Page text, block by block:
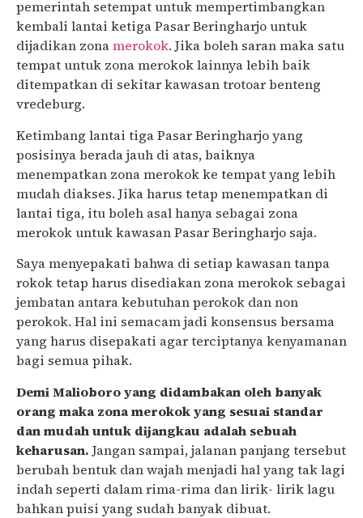
pemerintah setempat untuk mempertimbangkan
kembali lantai ketiga Pasar Beringharjo untuk
dijadikan zonamerokok. Jika boleh saran maka satu
tempat untuk zona merokok lainnya lebih baik
ditempatkan di sekitar kawasan trotoar benteng
vredeburg.
Ketimbang lantai tiga Pasar Beringharjo yang
posisinya berada jauh di atas, baiknya
menempatkan zona merokok ke tempat yang lebih
mudah diakses. Jika harus tetap menempatkan di
lantai tiga, itu boleh asal hanya sebagai zona
merokok untuk kawasan Pasar Beringharjo saja.
Saya menyepakati bahwa di setiap kawasan tanpa
rokok tetap harus disediakan zona merokok sebagai
jembatan antara kebutuhan perokok dan non
perokok. Hal ini semacam jadi konsensus bersama
yang harus disepakati agar terciptanya kenyamanan
bagi semua pihak.
Demi Malioboro yang didambakan oleh banyak
orang maka zona merokok yang sesuai standar
dan mudah untuk dijangkau adalah sebuah
keharusan. Jangan sampai, jalanan panjang tersebut
berubah bentuk dan wajah menjadi hal yang tak lagi
indah seperti dalam rima-rima dan lirik- lirik lagu
bahkan puisi yang sudah banyak dibuat.